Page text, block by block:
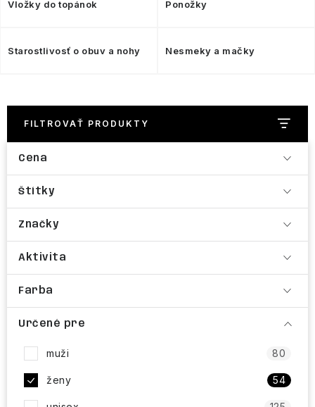
OBLEČENIE
NAŠE SLUŽBY
VÝPREDAJ
ZNAČKY
Vrátenie a výmena
Moja objednávka
Vložky do topánok Ponožky
Starostlivosť o obuv a nohy Nesmeky a mačky
FILTROVAŤ PRODUKTY
Cena
Štítky
Značky
Aktivita
Farba
Určené pre
muži 80
ženy 54